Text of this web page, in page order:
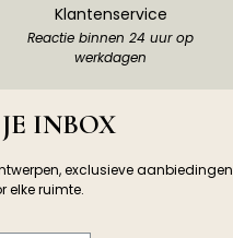
Klantenservice
Reactie binnen 24 uur op
werkdagen
INBOX
exclusieve aanbiedingen
elke ruimte.